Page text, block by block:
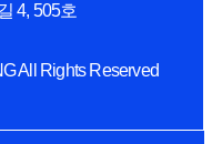
4, 505호
All Rights Reserved